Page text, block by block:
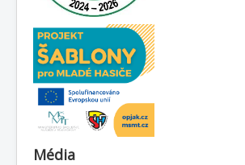
Média